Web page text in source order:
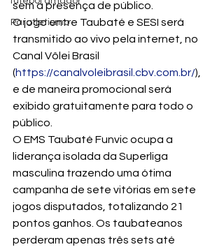
Paratletismo
sem a presença de público.
O jogo entre Taubaté e SESI será
transmitido ao vivo pela internet, no
Canal Vôlei Brasil
(https://canalvoleibrasil.cbv.com.br/),
e de maneira promocional será
exibido gratuitamente para todo o
público.
O EMS Taubaté Funvic ocupa a
liderança isolada da Superliga
masculina trazendo uma ótima
campanha de sete vitórias em sete
jogos disputados, totalizando 21
pontos ganhos. Os taubateanos
perderam apenas três sets até